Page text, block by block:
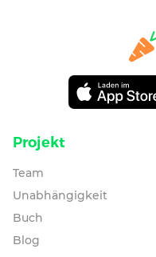
Projekt
Team
Unabhängigkeit
Buch
Blog